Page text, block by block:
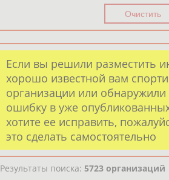
Если вы решили разместить
хорошо известной вам
организации или
ошибку в уже
хотите ее исправить,
это сделать самостоятельно
Результаты поиска: 5723 организаций